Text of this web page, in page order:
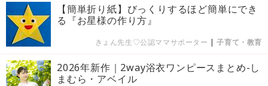
【簡単折り紙】びっくりするほど簡単にでき
る『お星様の作り方』
きょん先生♡公認ママサポーター |子育て・教育
2026年新作｜2way浴衣ワンピースまとめ-し
まむら・アベイル